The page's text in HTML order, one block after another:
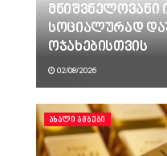
მნიშვნელოვანი
სოციალურად
ოჯახებისთვის
02/08/2026
ᲐᲮᲐᲚᲘ ᲐᲛᲑᲔᲑᲘ